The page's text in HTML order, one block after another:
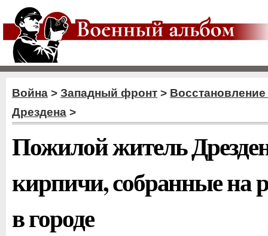
Война > Западный фронт >
Дрездена >
Пожилой житель
кирпичи, собранные на
в городе